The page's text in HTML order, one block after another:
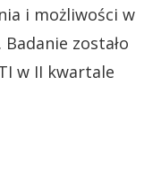
i możliwości w
zostało
w II kwartale